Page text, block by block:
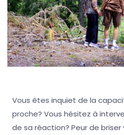
Vous êtes inquiet de la
proche? Vous hésitez à
de sa réaction? Peur de